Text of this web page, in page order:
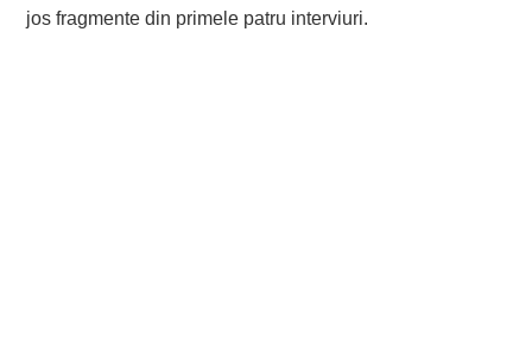
jos fragmente din primele patru interviuri.